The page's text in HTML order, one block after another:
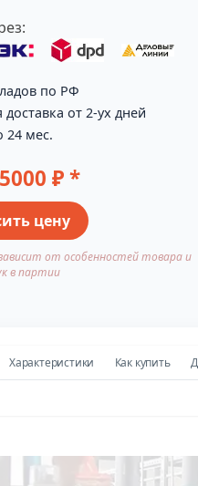
по РФ
доставка от 2-ух дней
24 мес.
5000 ₽ *
цену
от особенностей товара и
в партии
Характеристики Как купить